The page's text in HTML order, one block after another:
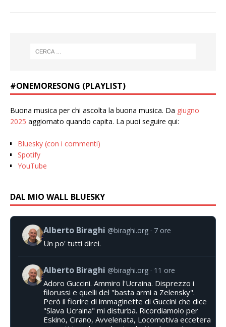
#ONEMORESONG (PLAYLIST)
Buona musica per chi ascolta la buona musica. Da giugno
2025 aggiornato quando capita. La puoi seguire qui:
Bluesky (con i commenti)
Spotify
YouTube
DAL MIO WALL BLUESKY
Alberto Biraghi @biraghi.org 7 ore
Un po' tutti direi.
Alberto Biraghi @biraghi.org 11 ore
Adoro Guccini. Ammiro l'Ucraina. Disprezzo i
filorussi e quelli del "basta armi a Zelensky".
Però il fiorire di immaginette di Guccini che dice
"Slava Ucraina" mi disturba. Ricordiamolo per
Eskino, Cirano, Avvelenata, Locomotiva eccetera